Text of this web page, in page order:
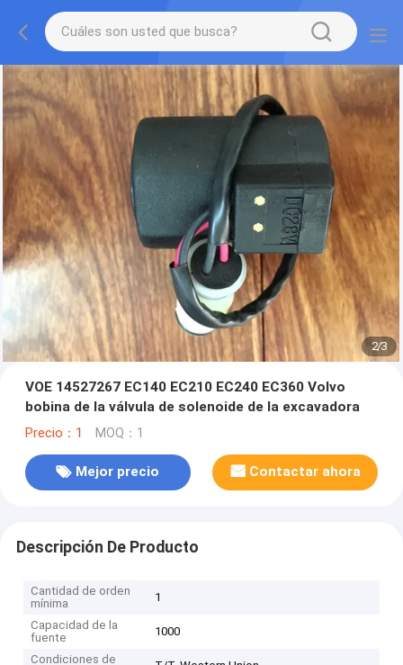
2/3
VOE 14527267 EC140 EC210 EC240 EC360 Volvo
bobina de la válvula de solenoide de la excavadora
Precio：1 MOQ：1
Mejor precio Contactar ahora
Descripción De Producto
Cantidad de orden
mínima
1
Capacidad de la
fuente
1000
Condiciones de